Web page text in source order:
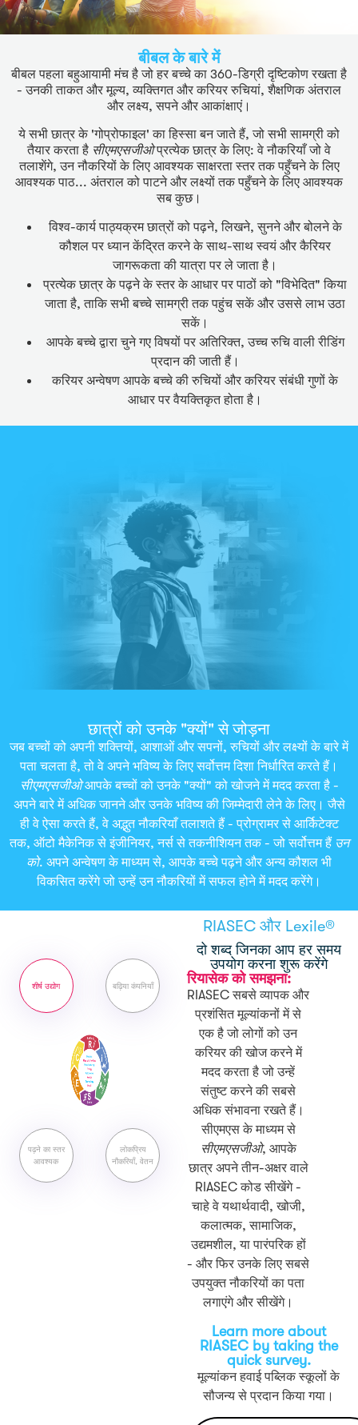
बीबल के बारे में
बीबल पहला बहुआयामी मंच है जो हर बच्चे का 360-डिग्री दृष्टिकोण रखता है
- उनकी ताकत और मूल्य, व्यक्तिगत और करियर रुचियां, शैक्षणिक अंतराल
और लक्ष्य, सपने और आकांक्षाएं।
ये सभी छात्र के 'गोप्रोफाइल' का हिस्सा बन जाते हैं, जो सभी सामग्री को
तैयार करता है सीएमएसजीओप्रत्येक छात्र के लिए: वे नौकरियाँ जो वे
तलाशेंगे, उन नौकरियों के लिए आवश्यक साक्षरता स्तर तक पहुँचने के लिए
आवश्यक पाठ... अंतराल को पाटने और लक्ष्यों तक पहुँचने के लिए आवश्यक
सब कुछ।
विश्व-कार्य पाठ्यक्रम छात्रों को पढ़ने, लिखने, सुनने और बोलने के
कौशल पर ध्यान केंद्रित करने के साथ-साथ स्वयं और कैरियर
जागरूकता की यात्रा पर ले जाता है।
प्रत्येक छात्र के पढ़ने के स्तर के आधार पर पाठों को "विभेदित" किया
जाता है, ताकि सभी बच्चे सामग्री तक पहुंच सकें और उससे लाभ उठा
सकें।
आपके बच्चे द्वारा चुने गए विषयों पर अतिरिक्त, उच्च रुचि वाली रीडिंग
प्रदान की जाती हैं।
करियर अन्वेषण आपके बच्चे की रुचियों और करियर संबंधी गुणों के
आधार पर वैयक्तिकृत होता है।
छात्रों को उनके "क्यों" से जोड़ना
जब बच्चों को अपनी शक्तियों, आशाओं और सपनों, रुचियों और लक्ष्यों के बारे में
पता चलता है, तो वे अपने भविष्य के लिए सर्वोत्तम दिशा निर्धारित करते हैं।
सीएमएसजीओआपके बच्चों को उनके "क्यों" को खोजने में मदद करता है -
अपने बारे में अधिक जानने और उनके भविष्य की जिम्मेदारी लेने के लिए। जैसे
ही वे ऐसा करते हैं, वे अद्भुत नौकरियाँ तलाशते हैं - प्रोग्रामर से आर्किटेक्ट
तक, ऑटो मैकेनिक से इंजीनियर, नर्स से तकनीशियन तक - जो सर्वोत्तम हैं उन
को. अपने अन्वेषण के माध्यम से, आपके बच्चे पढ़ने और अन्य कौशल भी
विकसित करेंगे जो उन्हें उन नौकरियों में सफल होने में मदद करेंगे।
शीर्ष उद्योग बढ़िया कंपनियाँ
लोकप्रिय
नौकरियाँ, वेतन
पढ़ने का स्तर
आवश्यक
RIASEC और Lexile®
दो शब्द जिनका आप हर समय
उपयोग करना शुरू करेंगे
रियासेक को समझना:
RIASEC सबसे व्यापक और
प्रशंसित मूल्यांकनों में से
एक है जो लोगों को उन
करियर की खोज करने में
मदद करता है जो उन्हें
संतुष्ट करने की सबसे
अधिक संभावना रखते हैं।
सीएमएस के माध्यम से
सीएमएसजीओ, आपके
छात्र अपने तीन-अक्षर वाले
RIASEC कोड सीखेंगे -
चाहे वे यथार्थवादी, खोजी,
कलात्मक, सामाजिक,
उद्यमशील, या पारंपरिक हों
- और फिर उनके लिए सबसे
उपयुक्त नौकरियों का पता
लगाएंगे और सीखेंगे।
Learn more about
RIASEC by taking the
quick survey.
मूल्यांकन हवाई पब्लिक स्कूलों के
सौजन्य से प्रदान किया गया।